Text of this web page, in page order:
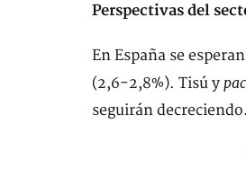
Perspectivas del
En España se
(2,6-2,8%). Tisú y
seguirán decreciendo.